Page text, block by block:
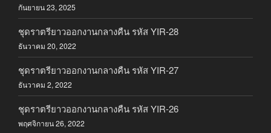
กันยายน 23, 2025
ชุดราตรียาวออกงานกลางคืน รหัส YIR-28
ธันวาคม 20, 2022
ชุดราตรียาวออกงานกลางคืน รหัส YIR-27
ธันวาคม 2, 2022
ชุดราตรียาวออกงานกลางคืน รหัส YIR-26
พฤศจิกายน 26, 2022